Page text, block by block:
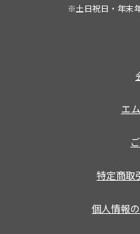
※土日祝日・年末
エ
特定商取
個人情報